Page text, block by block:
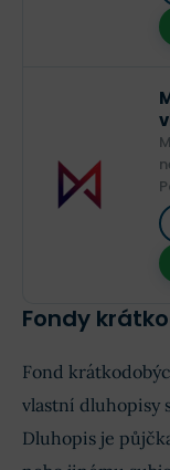
Fondy
Fond
vlastní dluhopisy
Dluhopis je